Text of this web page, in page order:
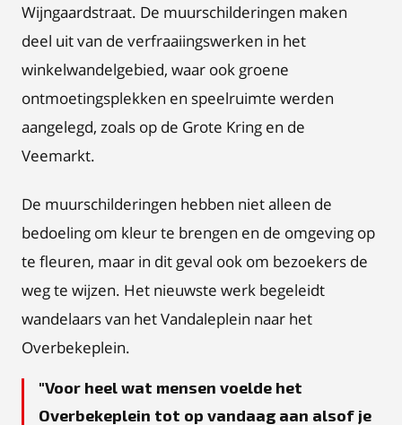
Wijngaardstraat. De muurschilderingen maken
deel uit van de verfraaiingswerken in het
winkelwandelgebied, waar ook groene
ontmoetingsplekken en speelruimte werden
aangelegd, zoals op de Grote Kring en de
Veemarkt.
De muurschilderingen hebben niet alleen de
bedoeling om kleur te brengen en de omgeving op
te fleuren, maar in dit geval ook om bezoekers de
weg te wijzen. Het nieuwste werk begeleidt
wandelaars van het Vandaleplein naar het
Overbekeplein.
Voor heel wat mensen voelde het
Overbekeplein tot op vandaag aan alsof je